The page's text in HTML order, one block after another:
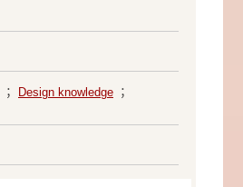
； Design knowledge ；